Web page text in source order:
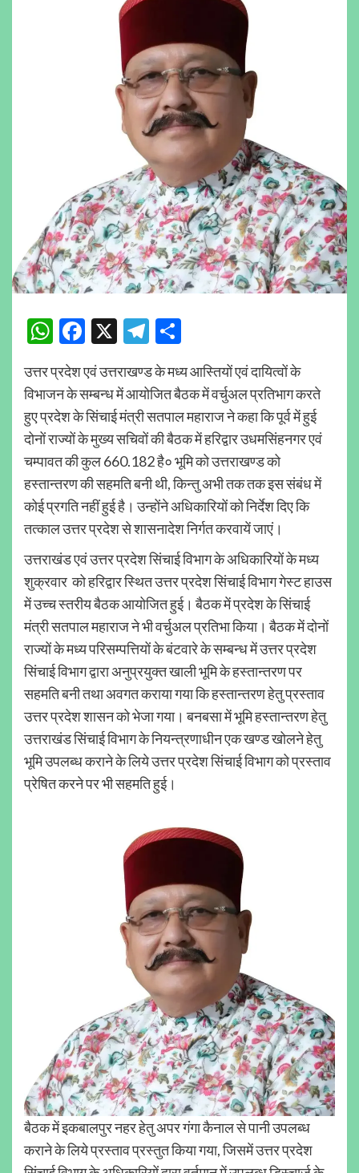
WhatsApp
Facebook
X Telegram
उत्तर प्रदेश एवं उत्तराखण्ड के मध्य आस्तियों एवं दायित्वों के
विभाजन के सम्बन्ध में आयोजित बैठक में वर्चुअल प्रतिभाग करते
हुए प्रदेश के सिंचाई मंत्री सतपाल महाराज ने कहा कि पूर्व में हुई
दोनों राज्यों के मुख्य सचिवों की बैठक में हरिद्वार उधमसिंहनगर एवं
चम्पावत की कुल 660.182 है० भूमि को उत्तराखण्ड को
हस्तान्तरण की सहमति बनी थी, किन्तु अभी तक तक इस संबंध में
कोई प्रगति नहीं हुई है। उन्होंने अधिकारियों को निर्देश दिए कि
तत्काल उत्तर प्रदेश से शासनादेश निर्गत करवायें जाएं।
उत्तराखंड एवं उत्तर प्रदेश सिंचाई विभाग के अधिकारियों के मध्य
शुक्रवार को हरिद्वार स्थित उत्तर प्रदेश सिंचाई विभाग गेस्ट हाउस
में उच्च स्तरीय बैठक आयोजित हुई। बैठक में प्रदेश के सिंचाई
मंत्री सतपाल महाराज ने भी वर्चुअल प्रतिभा किया। बैठक में दोनों
राज्यों के मध्य परिसम्पत्तियों के बंटवारे के सम्बन्ध में उत्तर प्रदेश
सिंचाई विभाग द्वारा अनुप्रयुक्त खाली भूमि के हस्तान्तरण पर
सहमति बनी तथा अवगत कराया गया कि हस्तान्तरण हेतु प्रस्ताव
उत्तर प्रदेश शासन को भेजा गया। बनबसा में भूमि हस्तान्तरण हेतु
उत्तराखंड सिंचाई विभाग के नियन्त्रणाधीन एक खण्ड खोलने हेतु
भूमि उपलब्ध कराने के लिये उत्तर प्रदेश सिंचाई विभाग को प्रस्ताव
प्रेषित करने पर भी सहमति हुई।
बैठक में इकबालपुर नहर हेतु अपर गंगा कैनाल से पानी उपलब्ध
कराने के लिये प्रस्ताव प्रस्तुत किया गया, जिसमें उत्तर प्रदेश